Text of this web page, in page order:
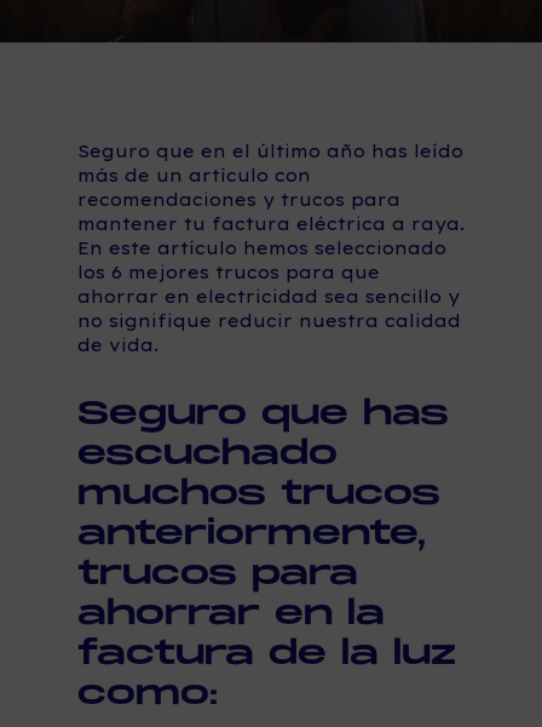
Seguro que en el último año has leído
más de un artículo con
recomendaciones y trucos para
mantener tu factura eléctrica a raya.
En este artículo hemos seleccionado
los 6 mejores trucos para que
ahorrar en electricidad sea sencillo y
no signifique reducir nuestra calidad
de vida.
Seguro que has
escuchado
muchos trucos
anteriormente,
trucos para
ahorrar en la
factura de la luz
como: